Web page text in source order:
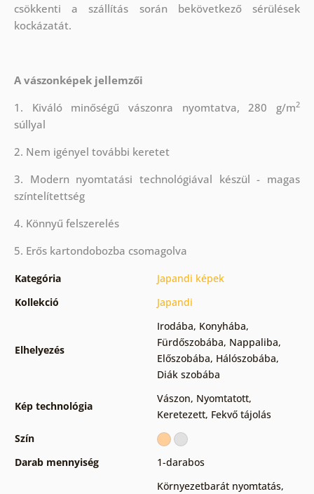
csökkenti a szállítás során bekövetkező sérülések
kockázatát.
A vászonképek jellemzői
1. Kiváló minőségű vászonra nyomtatva, 280 g/m2
súllyal
2. Nem igényel további keretet
3. Modern nyomtatási technológiával készül - magas
színtelítettség
4. Könnyű felszerelés
5. Erős kartondobozba csomagolva
Kategória
Japandi képek
Kollekció
Japandi
Elhelyezés
Irodába, Konyhába,
Fürdőszobába, Nappaliba,
Előszobába, Hálószobába,
Diák szobába
Kép technológia
Vászon, Nyomtatott,
Keretezett, Fekvő tájolás
Szín
Darab mennyiség
1-darabos
Környezetbarát nyomtatás,